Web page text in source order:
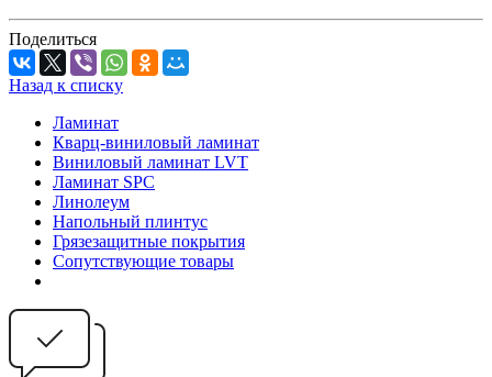
Поделиться
Назад к списку
Ламинат
Кварц-виниловый ламинат
Виниловый ламинат LVT
Ламинат SPC
Линолеум
Напольный плинтус
Грязезащитные покрытия
Сопутствующие товары